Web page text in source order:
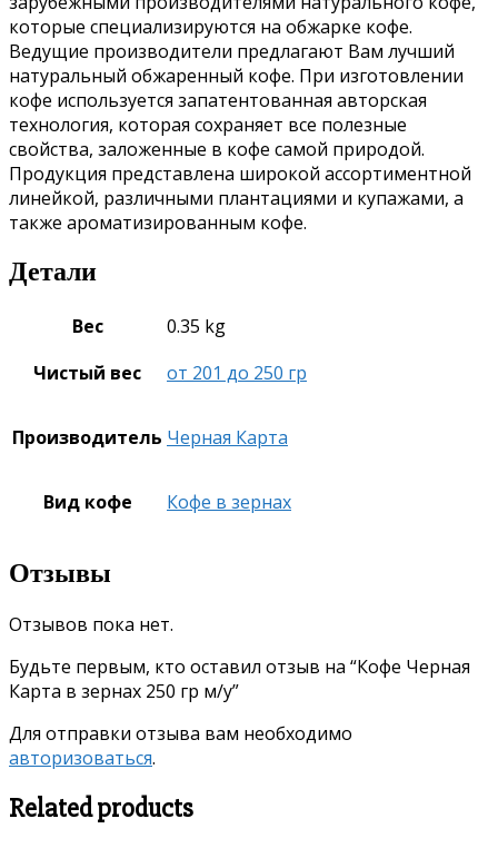
которые специализируются на обжарке кофе.
Ведущие производители предлагают Вам лучший
натуральный обжаренный кофе. При изготовлении
кофе используется запатентованная авторская
технология, которая сохраняет все полезные
свойства, заложенные в кофе самой природой.
Продукция представлена широкой ассортиментной
линейкой, различными плантациями и купажами, а
также ароматизированным кофе.
Детали
Вес
0.35 kg
Чистый вес
от 201 до 250 гр
Производитель Черная Карта
Вид кофе Кофе в зернах
Отзывы
Отзывов пока нет.
Будьте первым, кто оставил отзыв на “Кофе Черная
Карта в зернах 250 гр м/у”
Для отправки отзыва вам необходимо
авторизоваться.
Related products